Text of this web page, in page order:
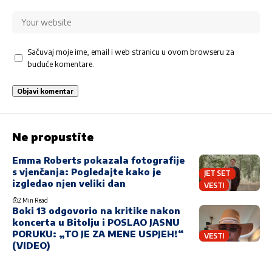
Sačuvaj moje ime, email i web stranicu u ovom browseru za
buduće komentare.
Ne propustite
JET SET
VESTI
Emma Roberts pokazala fotografije
s vjenčanja: Pogledajte kako je
izgledao njen veliki dan
2 Min Read
VESTI
Boki 13 odgovorio na kritike nakon
koncerta u Bitolju i POSLAO JASNU
PORUKU: „TO JE ZA MENE USPJEH!“
(VIDEO)